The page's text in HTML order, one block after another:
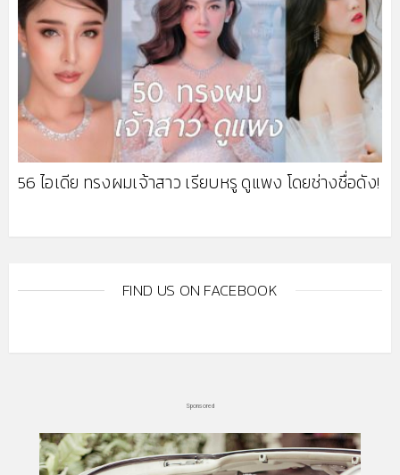
56 ไอเดีย ทรงผมเจ้าสาว เรียบหรู ดูแพง โดยช่างชื่อดัง!
FIND US ON FACEBOOK
Sponsored